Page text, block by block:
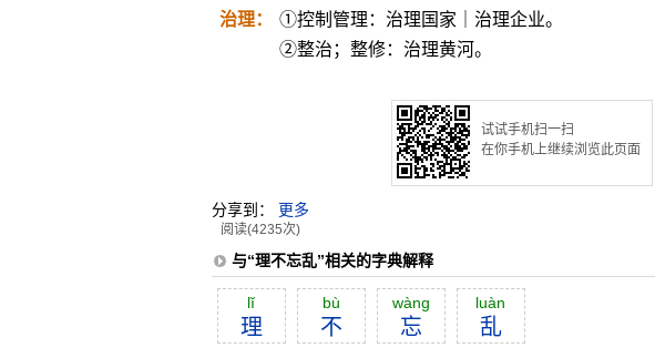
治理：
①控制管理：治理国家｜治理企业。
②整治；整修：治理黄河。
试试手机扫一扫
在你手机上继续浏览此页面
分享到： 更多
阅读(4235次)
与“理不忘乱”相关的字典解释
lĭ
理
bù
不
wàng
忘
luàn
乱